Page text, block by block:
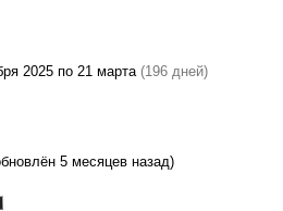
2025 по 21 марта (196 дней)
5 месяцев назад)